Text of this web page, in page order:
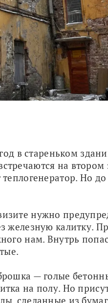
в стареньком
на втором
Но
нужно
железную калитку.
нам. Внутрь
— голые
на полу. Но
сделанные из